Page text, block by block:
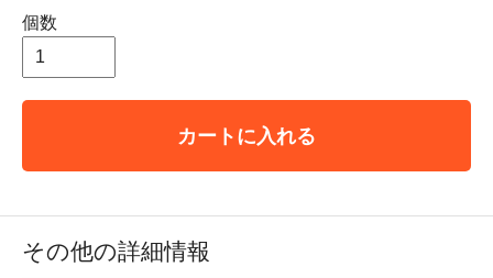
個数
カートに入れる
その他の詳細情報